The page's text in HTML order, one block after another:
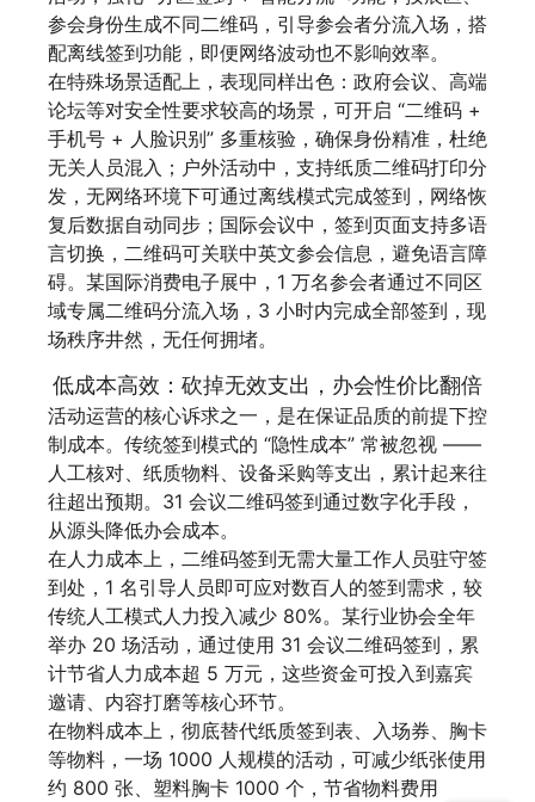
参会身份生成不同二维码，引导参会者分流入场，搭
配离线签到功能，即便网络波动也不影响效率。
在特殊场景适配上，表现同样出色：政府会议、高端
论坛等对安全性要求较高的场景，可开启 “二维码 +
手机号 + 人脸识别” 多重核验，确保身份精准，杜绝
无关人员混入；户外活动中，支持纸质二维码打印分
发，无网络环境下可通过离线模式完成签到，网络恢
复后数据自动同步；国际会议中，签到页面支持多语
言切换，二维码可关联中英文参会信息，避免语言障
碍。某国际消费电子展中，1 万名参会者通过不同区
域专属二维码分流入场，3 小时内完成全部签到，现
场秩序井然，无任何拥堵。
低成本高效：砍掉无效支出，办会性价比翻倍
活动运营的核心诉求之一，是在保证品质的前提下控
制成本。传统签到模式的 “隐性成本” 常被忽视 ——
人工核对、纸质物料、设备采购等支出，累计起来往
往超出预期。31 会议二维码签到通过数字化手段，
从源头降低办会成本。
在人力成本上，二维码签到无需大量工作人员驻守签
到处，1 名引导人员即可应对数百人的签到需求，较
传统人工模式人力投入减少 80%。某行业协会全年
举办 20 场活动，通过使用 31 会议二维码签到，累
计节省人力成本超 5 万元，这些资金可投入到嘉宾
邀请、内容打磨等核心环节。
在物料成本上，彻底替代纸质签到表、入场券、胸卡
等物料，一场 1000 人规模的活动，可减少纸张使用
约 800 张、塑料胸卡 1000 个，节省物料费用